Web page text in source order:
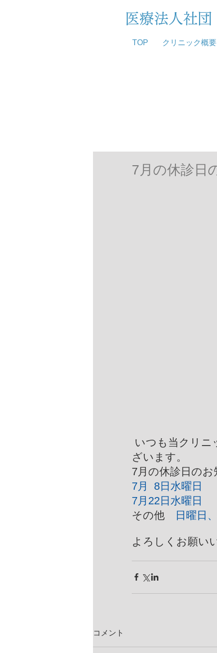
医療法人
TOP クリニック概要
7月の休診日
ざいます。
7月の休診日のお
7月  8日水曜日
7月22日水曜日
その他 日曜日
よろしくお願い
コメント